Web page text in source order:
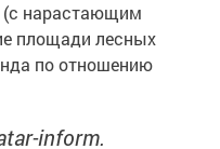
(с нарастающим
площади лесных
по отношению
inform.